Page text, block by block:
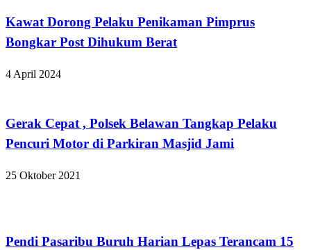
Kawat Dorong Pelaku Penikaman Pimprus
Bongkar Post Dihukum Berat
4 April 2024
Gerak Cepat , Polsek Belawan Tangkap Pelaku
Pencuri Motor di Parkiran Masjid Jami
25 Oktober 2021
Pendi Pasaribu Buruh Harian Lepas Terancam 15